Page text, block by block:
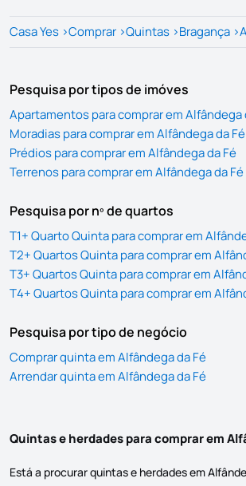
Casa Yes >Comprar >Quintas >Bragança >
Pesquisa por tipos de imóves
Apartamentos para comprar em Alfândega
Moradias para comprar em Alfândega da Fé
Prédios para comprar em Alfândega da Fé
Terrenos para comprar em Alfândega da Fé
Pesquisa por nº de quartos
T1+ Quarto Quinta para comprar em
T2+ Quartos Quinta para comprar em
T3+ Quartos Quinta para comprar em
T4+ Quartos Quinta para comprar em
Pesquisa por tipo de negócio
Comprar quinta em Alfândega da Fé
Arrendar quinta em Alfândega da Fé
Quintas e herdades para comprar em
Está a procurar quintas e herdades em